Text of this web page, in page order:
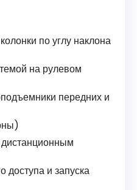
по углу наклона
на рулевом
передних и
доступа и запуска